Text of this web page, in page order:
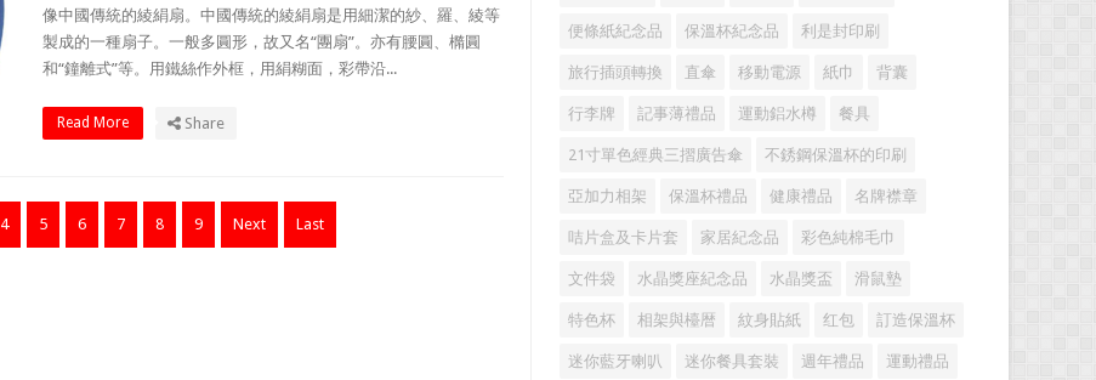
像中國傳統的綾絹扇。中國傳統的綾絹扇是用細潔的紗、羅、綾等
製成的一種扇子。一般多圓形，故又名“團扇”。亦有腰圓、橢圓
和“鐘離式”等。用鐵絲作外框，用絹糊面，彩帶沿...
Read More Share
4 5 6 7 8 9 Next Last
便條紙紀念品 保溫杯紀念品 利是封印刷
旅行插頭轉換 直傘 移動電源 紙巾 背囊
行李牌 記事薄禮品 運動鋁水樽 餐具
21寸單色經典三摺廣告傘 不銹鋼保溫杯的印刷
亞加力相架 保溫杯禮品 健康禮品 名牌襟章
咭片盒及卡片套 家居紀念品 彩色純棉毛巾
文件袋 水晶獎座紀念品 水晶獎盃 滑鼠墊
特色杯 相架與檯暦 紋身貼紙 红包 訂造保溫杯
迷你藍牙喇叭 迷你餐具套裝 週年禮品 運動禮品